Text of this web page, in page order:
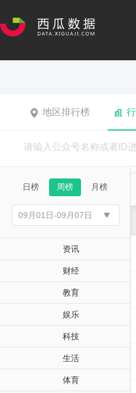
地区排行榜
日榜 周榜 月榜
资讯
财经
教育
娱乐
科技
生活
体育